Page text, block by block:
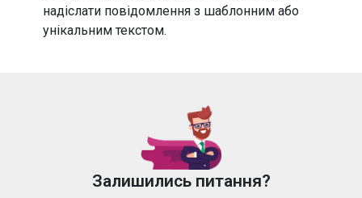
надіслати повідомлення з шаблонним або
унікальним текстом.
Залишились питання?